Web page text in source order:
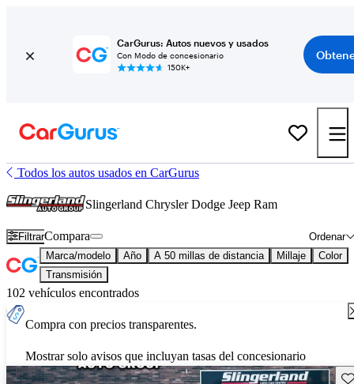
CarGurus: Autos nuevos y usados
Con Modo de concesionario
150K+
Todos los autos usados en CarGurus
Slingerland Chrysler Dodge Jeep Ram
Filtrar Ordenar
Compara
Marca/modelo Año A 50 millas de distancia Millaje
Color
Transmisión
102 vehículos encontrados
Compra con precios transparentes.
Mostrar solo avisos que incluyan tasas del concesionario